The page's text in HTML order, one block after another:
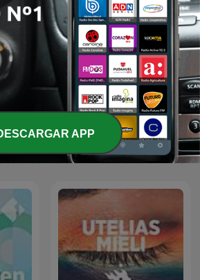
RELAX MUSIC
internacionales de Ciencias
APP